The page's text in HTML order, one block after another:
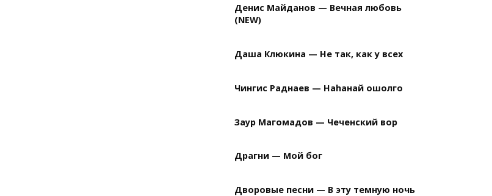
Денис Майданов — Вечная любовь
(NEW)
Даша Клюкина — Не так, как у всех
Чингис Раднаев — Наhанай ошолго
Заур Магомадов — Чеченский вор
Драгни — Мой бог
Дворовые песни — В эту темную ночь